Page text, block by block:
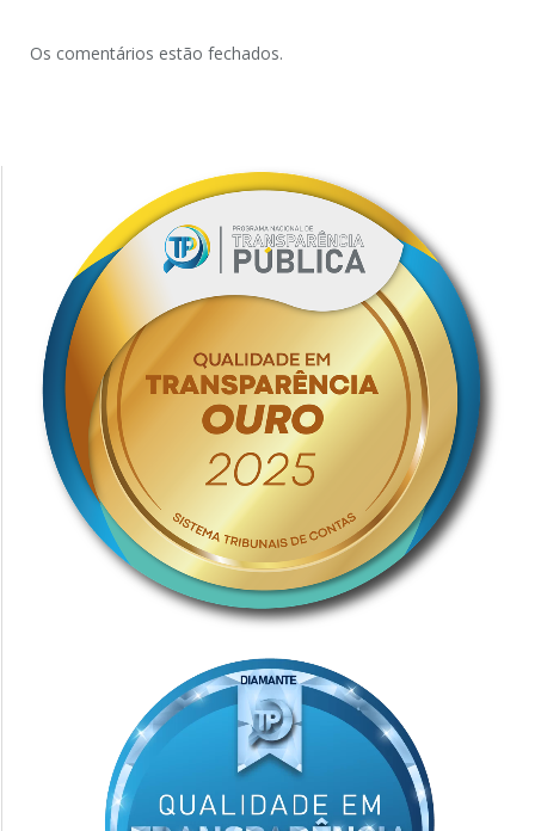
Os comentários estão fechados.